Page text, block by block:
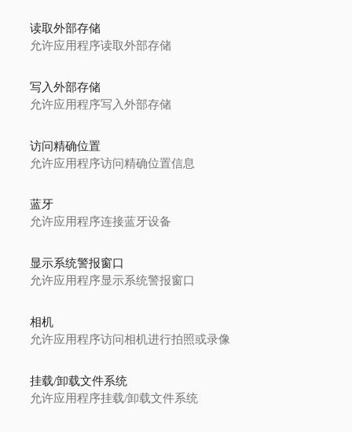
读取外部存储
允许应用程序读取外部存储
写入外部存储
允许应用程序写入外部存储
访问精确位置
允许应用程序访问精确位置信息
蓝牙
允许应用程序连接蓝牙设备
显示系统警报窗口
允许应用程序显示系统警报窗口
相机
允许应用程序访问相机进行拍照或录像
挂载/卸载文件系统
允许应用程序挂载/卸载文件系统